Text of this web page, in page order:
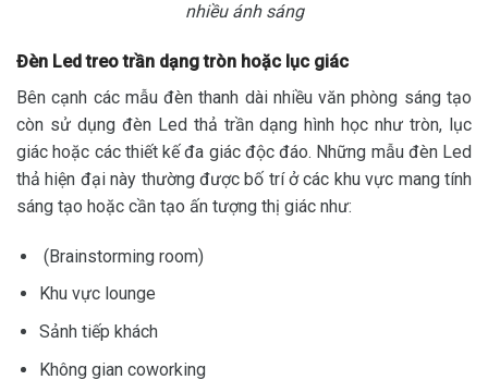
nhiều ánh sáng
Đèn Led treo trần dạng tròn hoặc lục giác
Bên cạnh các mẫu đèn thanh dài nhiều văn phòng sáng tạo
còn sử dụng đèn Led thả trần dạng hình học như tròn, lục
giác hoặc các thiết kế đa giác độc đáo. Những mẫu đèn Led
thả hiện đại này thường được bố trí ở các khu vực mang tính
sáng tạo hoặc cần tạo ấn tượng thị giác như:
(Brainstorming room)
Khu vực lounge
Sảnh tiếp khách
Không gian coworking